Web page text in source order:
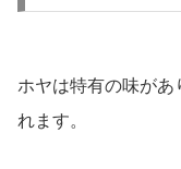
ホヤは特有の味が
れます。